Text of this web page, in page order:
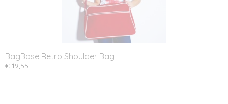
BagBase Retro Shoulder Bag
€ 19,55